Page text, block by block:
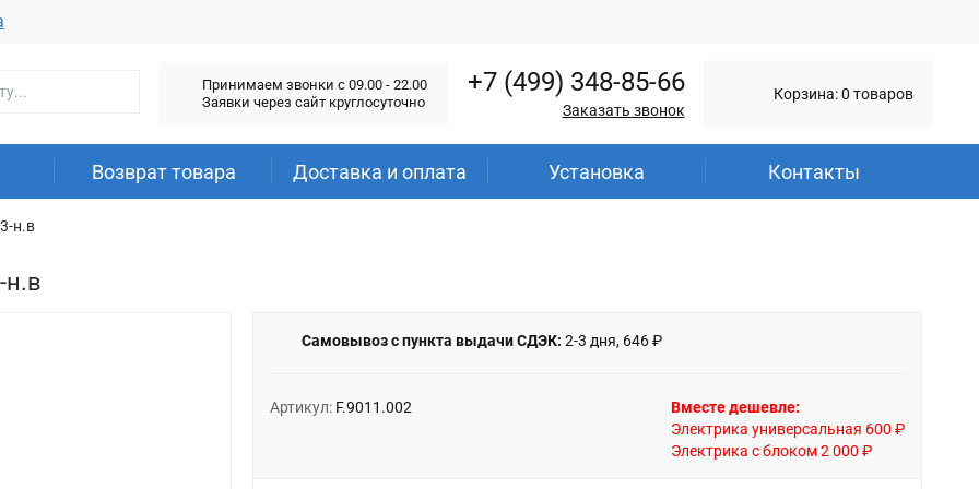
Принимаем звонки c 09.00 - 22.00
Заявки через сайт круглосуточно
+7 (499) 348-85-66
Заказать звонок
Корзина: 0 товаров
Возврат товара Доставка и оплата Установка Контакты
н.в
н.в
Самовывоз с пункта выдачи СДЭК: 2-3 дня, 646 ₽
Артикул: F.9011.002
Вместе дешевле:
Электрика универсальная 600 ₽
Электрика с блоком 2 000 ₽